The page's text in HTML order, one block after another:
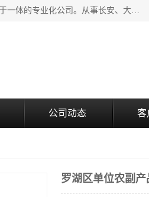
广东食安膳食管理服务有限公司是一家集干货粮油、肉禽蔬菜等食品加工、配送及食堂承包于一体的专业化公司。从事长安、大朗、大岭山、厚街、虎门等地区的蔬菜配送服务。 专业的服务队伍，以及完善的服务机制，经过多年的努力拼搏，赢得了广大客户的信赖和支持。
公司动态 客
罗湖区单位农副产